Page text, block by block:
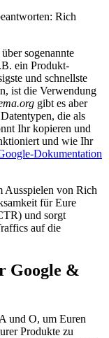
Rich
sogenannte
ein Produkt-
und schnellste
ist die Verwendung
gibt es aber
die als
Ihr kopieren und
und wie Ihr
Dokumentation
Ausspielen von Rich
für Eure
und sorgt
auf die
Google &
und O, um Euren
Produkte zu